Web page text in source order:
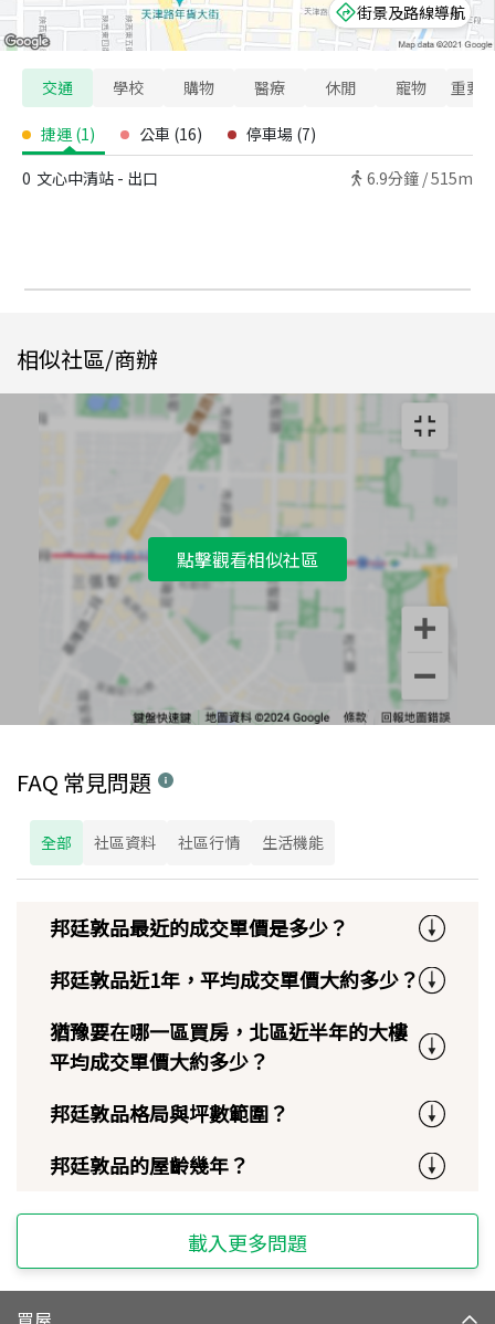
街景及路線導航
交通 學校 購物 醫療 休閒 寵物 重要
捷運 (1) 公車 (16) 停車場 (7)
0 文心中清站 - 出口 6.9分鐘 /515m
相似社區/商辦
點擊觀看相似社區
FAQ 常見問題
全部 社區資料 社區行情 生活機能
邦廷敦品最近的成交單價是多少？
邦廷敦品近1年，平均成交單價大約多少？
猶豫要在哪一區買房，北區近半年的大樓
平均成交單價大約多少？
邦廷敦品格局與坪數範圍？
邦廷敦品的屋齡幾年？
載入更多問題